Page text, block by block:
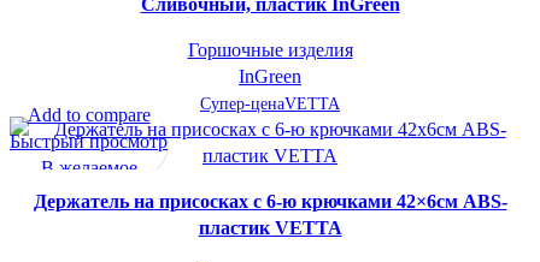
Сливочный, пластик InGreen
Горшочные изделия
InGreen
Супер-ценаVETTA
Add to compare
Быстрый просмотр
В желаемое
Держатель на присосках с 6-ю крючками 42×6см ABS-
пластик VETTA